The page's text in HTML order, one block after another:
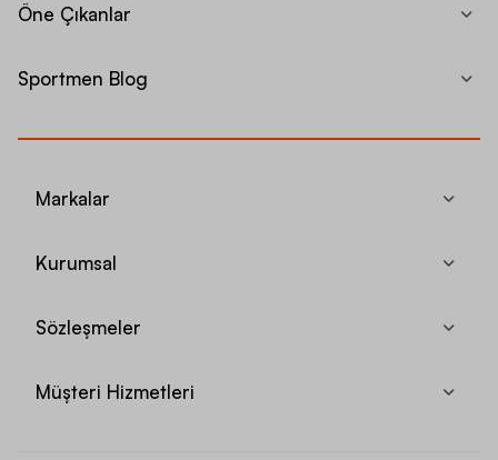
Öne Çıkanlar
Sportmen Blog
Markalar
Kurumsal
Sözleşmeler
Müşteri Hizmetleri